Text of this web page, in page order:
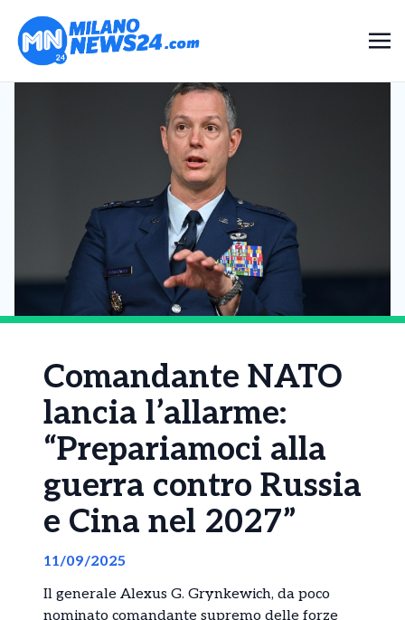
Comandante NATO
lancia l’allarme:
“Prepariamoci alla
guerra contro Russia
e Cina nel 2027”
11/09/2025
Il generale Alexus G. Grynkewich, da poco
nominato comandante supremo delle forze